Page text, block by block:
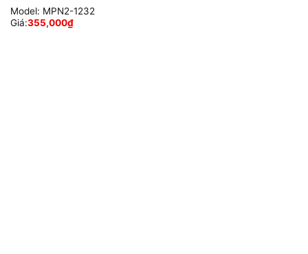
Model: MPN2-1232
Giá:355,000₫